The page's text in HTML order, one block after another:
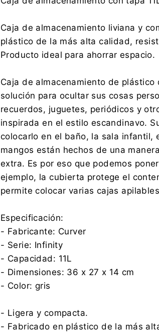
Aleje
0048 59
Importador:
Keter
Aleje
0048 59
Caja de almacenamiento liviana y
plástico de la más alta calidad,
Producto ideal para ahorrar espacio.
Caja de almacenamiento de
solución para ocultar sus cosas
recuerdos, juguetes, periódicos y
inspirada en el estilo escandinavo.
colocarlo en el baño, la sala infantil,
mangos están hechos de una
extra. Es por eso que podemos
ejemplo, la cubierta protege el
permite colocar varias cajas
Especificación:
- Fabricante: Curver
- Serie: Infinity
- Capacidad: 11L
- Dimensiones: 36 x 27 x 14 cm
- Color: gris
- Ligera y compacta.
- Fabricado en plástico de la más